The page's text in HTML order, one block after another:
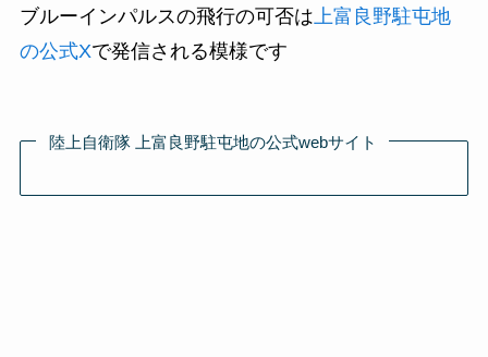
ブルーインパルスの飛行の可否は上富良野駐屯地
の公式Xで発信される模様です
陸上自衛隊 上富良野駐屯地の公式webサイト